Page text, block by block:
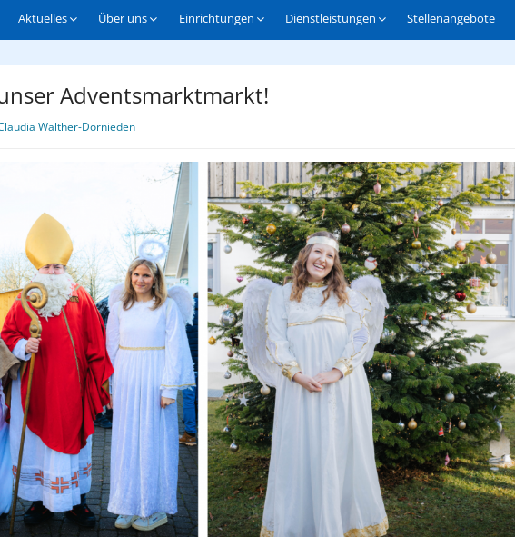
Aktuelles Über uns Einrichtungen Dienstleistungen Stellenangebote
Adventsmarktmarkt!
Walther-Dornieden